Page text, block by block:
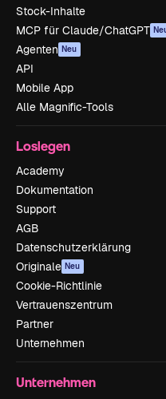
Stock-Inhalte
MCP für Claude/ChatGPT
Agenten Neu
API
Mobile App
Alle Magnific-Tools
Loslegen
Academy
Dokumentation
Support
AGB
Datenschutzerklärung
Originale Neu
Cookie-Richtlinie
Vertrauenszentrum
Partner
Unternehmen
Unternehmen